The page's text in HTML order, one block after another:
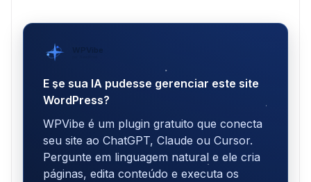
WPVibe
E se sua IA pudesse gerenciar este site
WordPress?
WPVibe é um plugin gratuito que conecta
seu site ao ChatGPT, Claude ou Cursor.
Pergunte em linguagem natural e ele cria
páginas, edita conteúdo e executa os